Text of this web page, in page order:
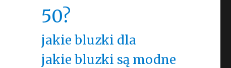
50?
jakie bluzki dla
jakie bluzki są modne